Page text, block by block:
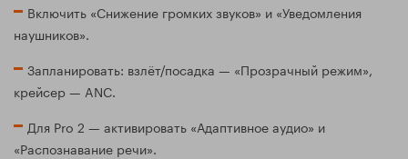
Включить «Снижение громких звуков» и «Уведомления
наушников».
Запланировать: взлёт/посадка — «Прозрачный режим»,
крейсер — ANC.
Для Pro 2 — активировать «Адаптивное аудио» и
«Распознавание речи».